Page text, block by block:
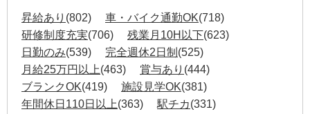
昇給あり (802) 車・バイク通勤OK(718)
研修制度充実(706) 残業月10H以下(623)
日勤のみ(539) 完全週休2日制 (525)
月給25万円以上(463) 賞与あり (444)
ブランクOK(419) 施設見学OK(381)
年間休日110日以上(363) 駅チカ(331)